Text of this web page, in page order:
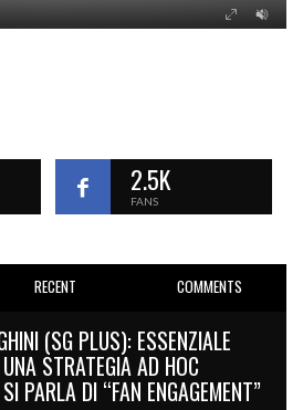
2.5K
FANS
RECENT COMMENTS
(SG PLUS): ESSENZIALE
UNA STRATEGIA AD HOC
PARLA DI “FAN ENGAGEMENT”